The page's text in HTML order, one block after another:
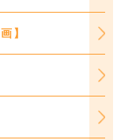
】